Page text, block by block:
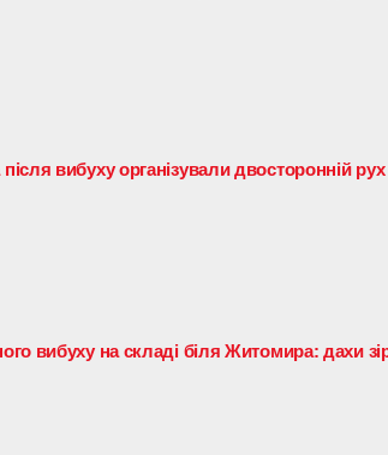
вибуху організували двосторонній рух
вибуху на складі біля Житомира: дахи